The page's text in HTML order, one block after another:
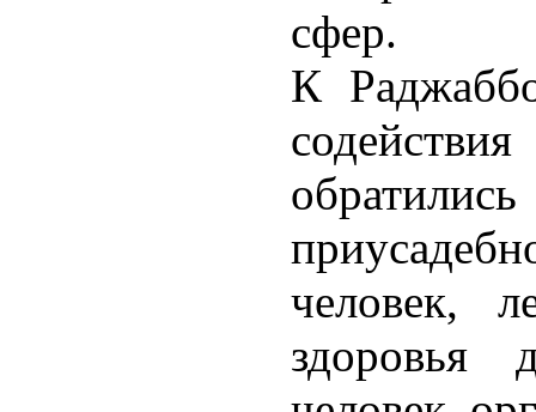
сфер.
К
человек,
здоровья